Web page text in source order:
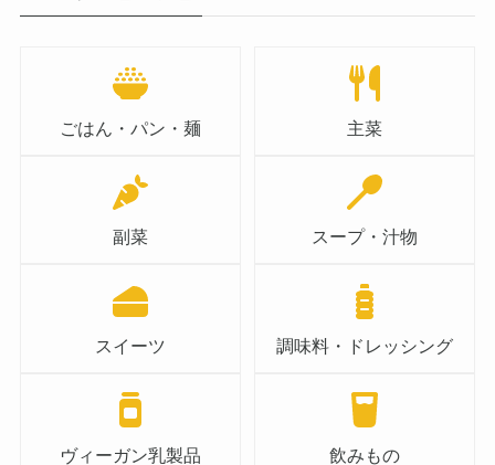
ごはん・パン・麺 主菜
副菜 スープ・汁物
スイーツ 調味料・ドレッシング
ヴィーガン乳製品 飲みもの